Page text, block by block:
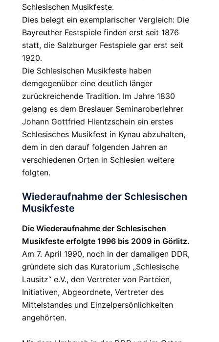
Schlesischen Musikfeste.
Dies belegt ein exemplarischer Vergleich: Die
Bayreuther Festspiele finden erst seit 1876
statt, die Salzburger Festspiele gar erst seit
1920.
Die Schlesischen Musikfeste haben
demgegenüber eine deutlich länger
zurückreichende Tradition. Im Jahre 1830
gelang es dem Breslauer Seminaroberlehrer
Johann Gottfried Hientzschein ein erstes
Schlesisches Musikfest in Kynau abzuhalten,
dem in den darauf folgenden Jahren an
verschiedenen Orten in Schlesien weitere
folgten.
Wiederaufnahme der Schlesischen
Musikfeste
Die Wiederaufnahme der Schlesischen
Musikfeste erfolgte 1996 bis 2009 in Görlitz.
Am 7. April 1990, noch in der damaligen DDR,
gründete sich das Kuratorium „Schlesische
Lausitz“ e.V., den Vertreter von Parteien,
Initiativen, Abgeordnete, Vertreter des
Mittelstandes und Einzelpersönlichkeiten
angehörten.